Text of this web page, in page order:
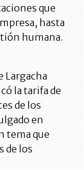
que
hasta
humana.
Largacha
la tarifa de
de los
en
tema que
de los